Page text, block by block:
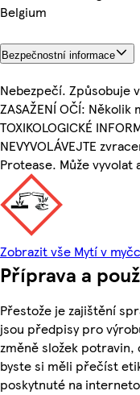
Belgium
Bezpečnostní informace
Nebezpečí. Způsobuje
ZASAŽENÍ OČÍ:
TOXIKOLOGICKÉ
NEVYVOLÁVEJTE
Protease. Může
Zobrazit vše Mytí v
Příprava a
Přestože je zajištění
jsou předpisy pro
změně složek potravin,
byste si měli přečíst
poskytnuté na